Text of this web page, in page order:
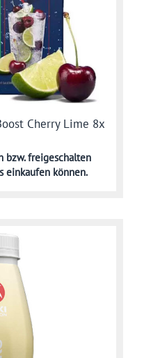
Cherry Lime 8x
bzw. freigeschalten
einkaufen können.